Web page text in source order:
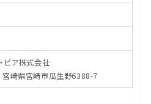
ビア株式会社
崎県宮崎市瓜生野6388-7